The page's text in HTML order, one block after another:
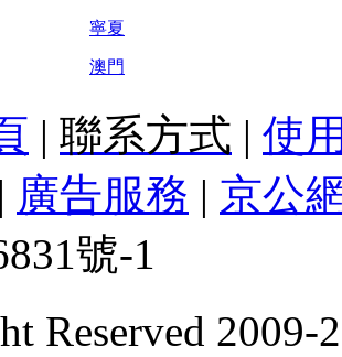
寧夏
澳門
| 聯系方式 | 使
| 廣告服務 | 京公
號-1
Reserved